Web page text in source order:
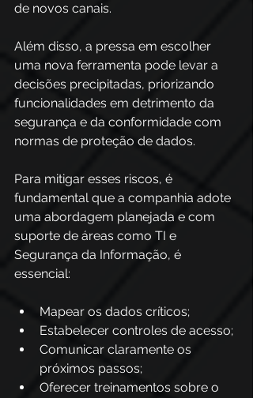
de novos canais.
Além disso, a pressa em escolher
uma nova ferramenta pode levar a
decisões precipitadas, priorizando
funcionalidades em detrimento da
segurança e da conformidade com
normas de proteção de dados.
Para mitigar esses riscos, é
fundamental que a companhia adote
uma abordagem planejada e com
suporte de áreas como TI e
Segurança da Informação, é
essencial:
Mapear os dados críticos;
Estabelecer controles de acesso;
Comunicar claramente os
próximos passos;
Oferecer treinamentos sobre o